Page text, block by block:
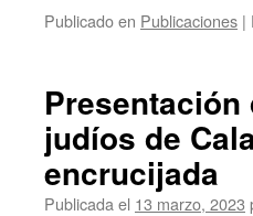
Publicado en Publicaciones |
judíos de
encrucijada
Publicada el 13 marzo, 2023